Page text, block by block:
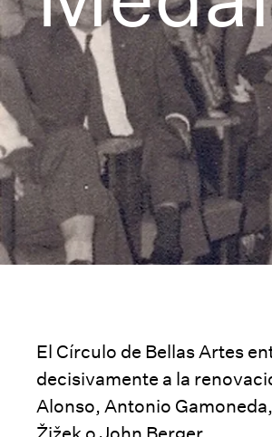
El Círculo de Bellas Artes
decisivamente a la
Alonso, Antonio Gamoneda,